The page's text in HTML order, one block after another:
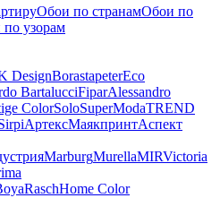
Обои по странамОбои по
узорам
DesignBorastapeterEco
BartalucciFiparAlessandro
ColorSoloSuperModaTREND
АртексМаякпринтАспект
MarburgMurellaMIRVictoria
RaschHome Color